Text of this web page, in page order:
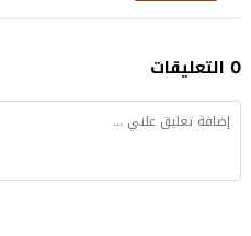
0 التعليقات